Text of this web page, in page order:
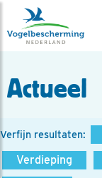
Actueel
Verfijn resultaten:
Verdieping